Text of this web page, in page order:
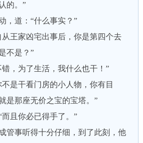
的。”
道：“什么事实？”
王家凶宅出事后，你是第四个去
不是？”
，为了生活，我什么也干！”
干看门房的小人物，你有目
是那座无价之宝的宝塔。”
且你必已得手了。”
事听得十分仔细，到了此刻，他